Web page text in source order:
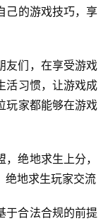
己的游戏技巧，享
友们，在享受游戏
活习惯，让游戏成
玩家都能够在游戏
，绝地求生上分，
绝地求生玩家交流
于合法合规的前提